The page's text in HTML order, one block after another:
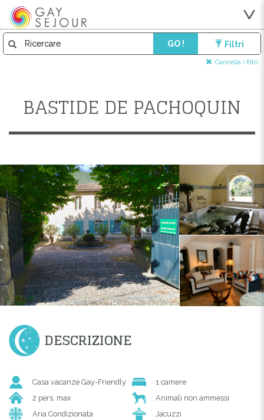
GO ! Filtri
Cancella i filtri
BASTIDE DE PACHOQUIN
DESCRIZIONE
Casa vacanze Gay-Friendly
1 camere
2 pers. max
Animali non ammessi
Aria Condizionata
Jacuzzi